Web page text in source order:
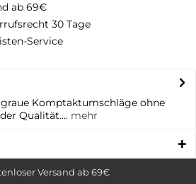
ab 69€
30 Tage
Service
Komptaktumschläge ohne
Qualität.... mehr
Versand ab 69€